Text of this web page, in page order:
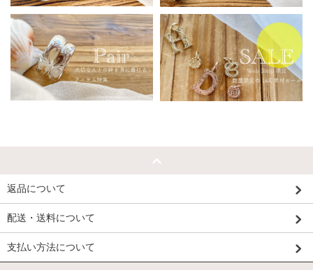
返品について
配送・送料について
支払い方法について